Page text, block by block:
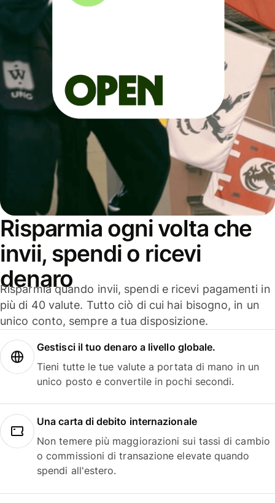
Risparmia ogni volta che
invii, spendi o ricevi
denaro
Risparmia quando invii, spendi e ricevi pagamenti in
più di 40 valute. Tutto ciò di cui hai bisogno, in un
unico conto, sempre a tua disposizione.
Gestisci il tuo denaro a livello globale.
Tieni tutte le tue valute a portata di mano in un
unico posto e convertile in pochi secondi.
Una carta di debito internazionale
Non temere più maggiorazioni sui tassi di cambio
o commissioni di transazione elevate quando
spendi all'estero.